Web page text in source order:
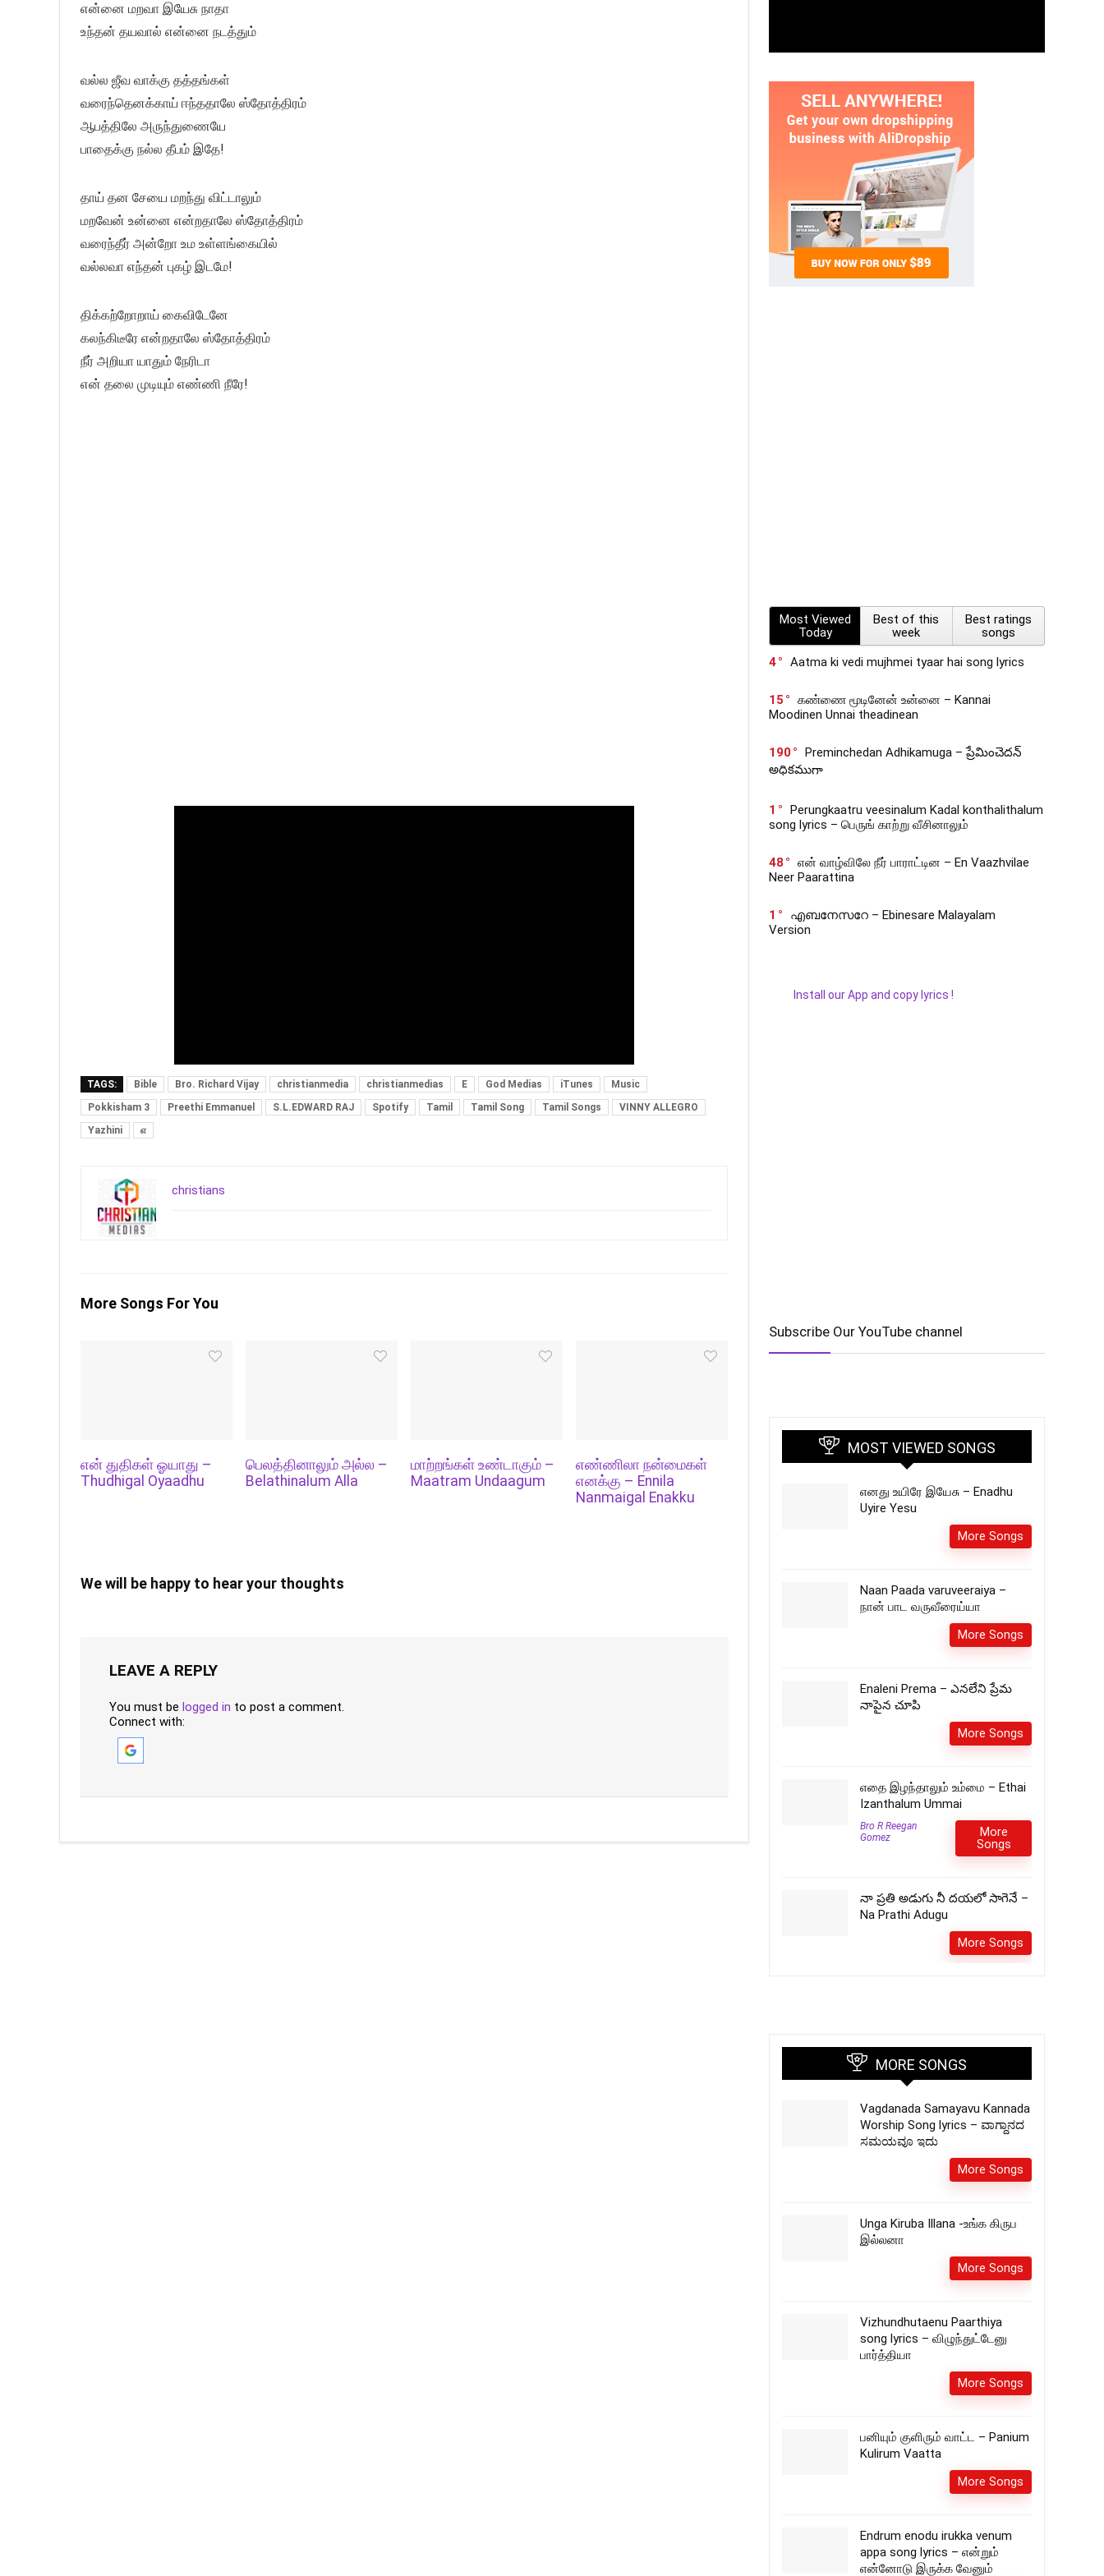
என்னை மறவா இயேசு நாதா
உந்தன் தயவால் என்னை நடத்தும்
வல்ல ஜீவ வாக்கு தத்தங்கள்
வரைந்தெனக்காய் ஈந்ததாலே ஸ்தோத்திரம்
ஆபத்திலே அருந்துணையே
பாதைக்கு நல்ல தீபம் இதே!
தாய் தன சேயை மறந்து விட்டாலும்
மறவேன் உன்னை என்றதாலே ஸ்தோத்திரம்
வரைந்தீர் அன்றோ உம உள்ளங்கையில்
வல்லவா எந்தன் புகழ் இடமே!
திக்கற்றோறாய் கைவிடேனே
கலந்கிடீரே என்றதாலே ஸ்தோத்திரம்
நீர் அறியா யாதும் நேரிடா
என் தலை முடியும் எண்ணி நீரே!
TAGS: Bible Bro. Richard Vijay christianmedia christianmedias E God Medias iTunes
Music
Pokkisham 3
Preethi Emmanuel S.L.EDWARD RAJ Spotify Tamil Tamil Song Tamil Songs
VINNY ALLEGRO
Yazhini
எ
christians
More Songs For You
என் துதிகள் ஓயாது –
Thudhigal Oyaadhu
பெலத்தினாலும் அல்ல –
Belathinalum Alla
மாற்றங்கள் உண்டாகும் –
Maatram Undaagum
எண்ணிலா நன்மைகள்
எனக்கு – Ennila
Nanmaigal Enakku
We will be happy to hear your thoughts
LEAVE A REPLY
You must be logged in to post a comment.
Connect with:
Most Viewed
Today
Best of this
week
Best ratings
songs
4
Aatma ki vedi mujhmei tyaar hai song lyrics
15
கண்ணை மூடினேன் உன்னை – Kannai
Moodinen Unnai theadinean
190
Preminchedan Adhikamuga – ప్రేమించెదన్
అధికముగా
1
Perungkaatru veesinalum Kadal konthalithalum
song lyrics – பெருங் காற்று வீசினாலும்
48
என் வாழ்விலே நீர் பாராட்டின – En Vaazhvilae
Neer Paarattina
1
എബനേസറേ – Ebinesare Malayalam
Version
Install our App and copy lyrics !
Subscribe Our YouTube channel
MOST VIEWED SONGS
எனது உயிரே இயேசு – Enadhu
Uyire Yesu
More Songs
Naan Paada varuveeraiya –
நான் பாட வருவீரைய்யா
More Songs
Enaleni Prema – ఎనలేని ప్రేమ
నాపైన చూపి
More Songs
எதை இழந்தாலும் உம்மை – Ethai
Izanthalum Ummai
Bro R Reegan
Gomez
More
Songs
నా ప్రతి అడుగు నీ దయలో సాగెనే –
Na Prathi Adugu
More Songs
MORE SONGS
Vagdanada Samayavu Kannada
Worship Song lyrics – ವಾಗ್ದಾನದ
ಸಮಯವೂ ಇದು
More Songs
Unga Kiruba Illana -உங்க கிருப
இல்லனா
More Songs
Vizhundhutaenu Paarthiya
song lyrics – விழுந்துட்டேனு
பார்த்தியா
More Songs
பனியும் குளிரும் வாட்ட – Panium
Kulirum Vaatta
More Songs
Endrum enodu irukka venum
appa song lyrics – என்றும்
என்னோடு இருக்க வேனும்